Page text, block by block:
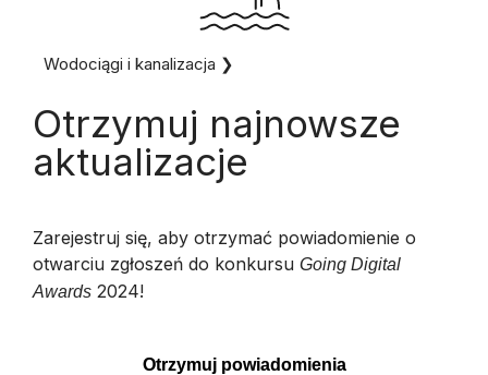
Wodociągi i kanalizacja ❯
Otrzymuj najnowsze
aktualizacje
Zarejestruj się, aby otrzymać powiadomienie o
otwarciu zgłoszeń do konkursu Going Digital
Awards 2024!
Otrzymuj powiadomienia